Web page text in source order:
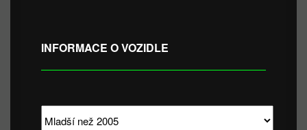
INFORMACE O VOZIDLE